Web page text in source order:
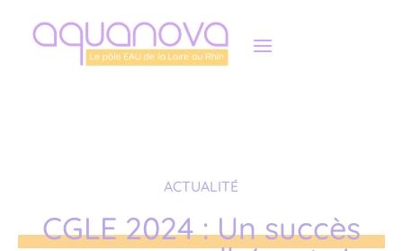
ACTUALITÉ
CGLE 2024 : Un succès